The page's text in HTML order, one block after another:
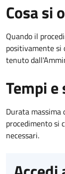
Cosa si
Quando il
positivamente si
tenuto
Tempi e
Durata
procedimento si
necessari.